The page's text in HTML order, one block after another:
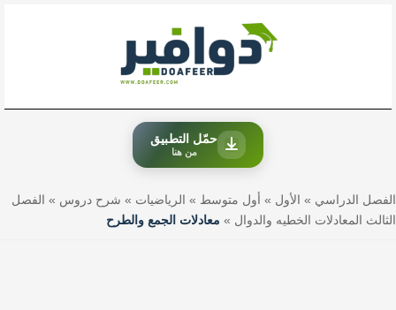
حمّل التطبيق
من هنا
الفصل الدراسي » الأول » أول متوسط » الرياضيات » شرح دروس » الفصل
الثالث المعادلات الخطيه والدوال » معادلات الجمع والطرح